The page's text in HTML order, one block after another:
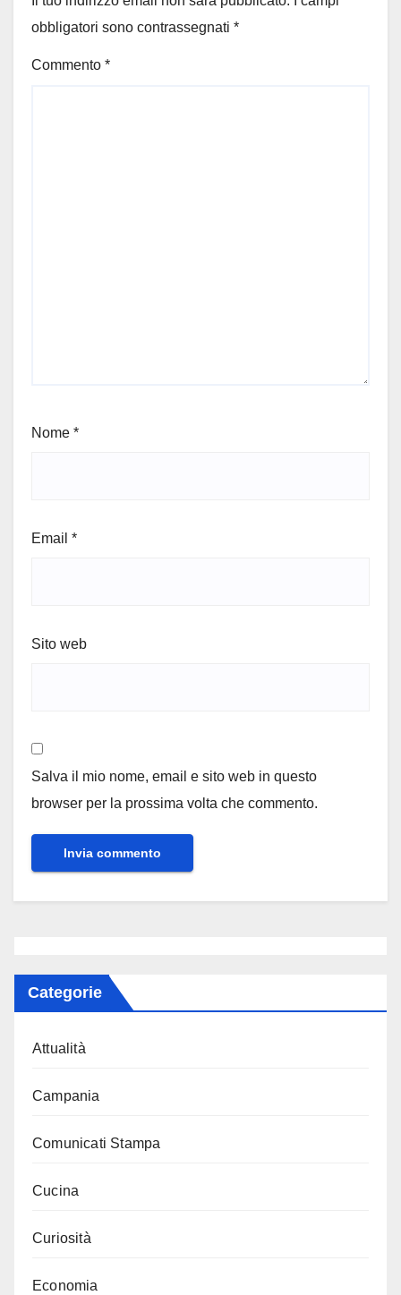
obbligatori sono contrassegnati *
Commento *
Nome *
Email *
Sito web
Salva il mio nome, email e sito web in questo
browser per la prossima volta che commento.
Categorie
Attualità
Campania
Comunicati Stampa
Cucina
Curiosità
Economia